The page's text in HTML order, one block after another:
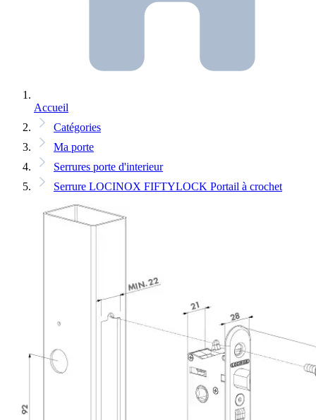
Accueil
Catégories
Ma porte
Serrures porte d'interieur
Serrure LOCINOX FIFTYLOCK Portail à crochet